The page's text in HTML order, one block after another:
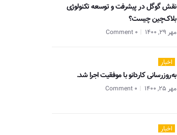
نقش گوگل در پیشرفت و توسعه تکنولوژی
بلاک‌چین چیست؟
مهر 29, 1400 0 Comment
اخبار
به‌روزرسانی کاردانو با موفقیت اجرا شد.
مهر 25, 1400 0 Comment
اخبار